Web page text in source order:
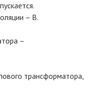
– В.
–
трансформатора,